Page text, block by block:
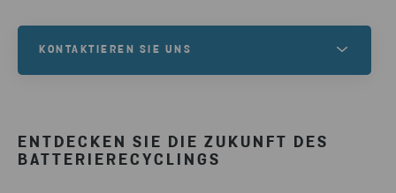
ENTDECKEN SIE DIE ZUKUNFT DES
BATTERIERECYCLINGS
KONTAKTIEREN SIE UNS
Recycling, wenn Sie mehr über das
Kreislaufmanagement von Batterien erfahren